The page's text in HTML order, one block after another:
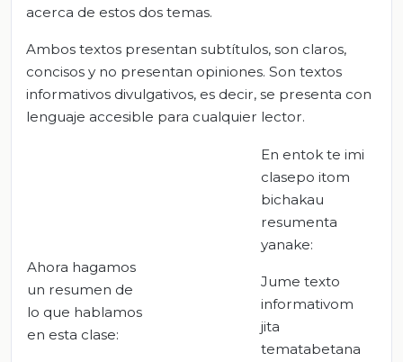
acerca de estos dos temas.
Ambos textos presentan subtítulos, son claros,
concisos y no presentan opiniones. Son textos
informativos divulgativos, es decir, se presenta con
lenguaje accesible para cualquier lector.
Ahora hagamos
un resumen de
lo que hablamos
en esta clase:
En entok te imi
clasepo itom
bichakau
resumenta
yanake:
Jume texto
informativom
jita
tematabetana